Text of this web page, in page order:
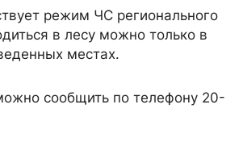
режим ЧС регионального
в лесу можно только в
местах.
сообщить по телефону 20-